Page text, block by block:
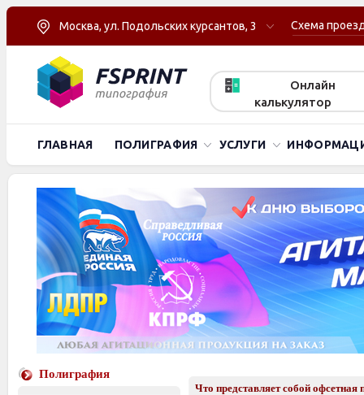
Москва, ул. Подольских курсантов, 3 Схема
Онлайн
калькулятор
ГЛАВНАЯ ПОЛИГРАФИЯ УСЛУГИ
Полиграфия
Что представляет собой офсетная